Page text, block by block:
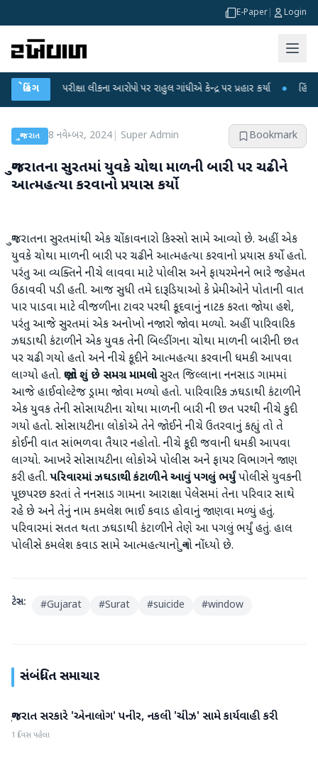
E-Paper Login
બ્રેકિંગ
NET પરીક્ષા લીકના આરોપો પર રાહુલ ગાંધીએ કેન્દ્ર પર પ્રહાર કર્યા ● હિંમતનગરમાં
ગુજરાત 8 નવેમ્બર, 2024 Super Admin Bookmark
ગુજરાતના સુરતમાં યુવકે ચોથા માળની બારી પર ચઢીને
આત્મહત્યા કરવાનો પ્રયાસ કર્યો
ગુજરાતના સુરતમાંથી એક ચોંકાવનારો કિસ્સો સામે આવ્યો છે. અહીં એક
યુવકે ચોથા માળની બારી પર ચઢીને આત્મહત્યા કરવાનો પ્રયાસ કર્યો હતો.
પરંતુ આ વ્યક્તિને નીચે લાવવા માટે પોલીસ અને ફાયરમેનને ભારે જહેમત
ઉઠાવવી પડી હતી. આજ સુધી તમે દારૂડિયાઓ કે પ્રેમીઓને પોતાની વાત
પાર પાડવા માટે વીજળીના ટાવર પરથી કૂદવાનું નાટક કરતા જોયા હશે,
પરંતુ આજે સુરતમાં એક અનોખો નજારો જોવા મળ્યો. અહીં પારિવારિક
ઝઘડાથી કંટાળીને એક યુવક તેની બિલ્ડીંગના ચોથા માળની બારીની છત
પર ચઢી ગયો હતો અને નીચે કૂદીને આત્મહત્યા કરવાની ધમકી આપવા
લાગ્યો હતો. જાણોશું છે સમગ્રમામલોસુરત જિલ્લાના નનસાડ ગામમાં
આજે હાઈવોલ્ટેજ ડ્રામા જોવા મળ્યો હતો. પારિવારિક ઝઘડાથી કંટાળીને
એક યુવક તેની સોસાયટીના ચોથા માળની બારી ની છત પરથી નીચે કુદી
ગયો હતો. સોસાયટીના લોકોએ તેને જોઈને નીચે ઉતરવાનું કહ્યું તો તે
કોઈની વાત સાંભળવા તૈયાર નહોતો. નીચે કૂદી જવાની ધમકી આપવા
લાગ્યો. આખરે સોસાયટીના લોકોએ પોલીસ અને ફાયર વિભાગને જાણ
કરી હતી.પરિવારમાંઝઘડાથીકંટાળીનેઆવુંપગલું ભર્યુંપોલીસે યુવકની
પૂછપરછ કરતાં તે નનસાડ ગામના આરાક્ષા પેલેસમાં તેના પરિવાર સાથે
રહે છે અને તેનું નામ કમલેશ ભાઈ કવાડ હોવાનું જાણવા મળ્યું હતું.
પરિવારમાં સતત થતા ઝઘડાથી કંટાળીને તેણે આ પગલું ભર્યું હતું. હાલ
પોલીસે કમલેશ કવાડ સામે આત્મહત્યાનો ગુનો નોંધ્યો છે.
ટેગ્સ: #Gujarat #Surat #suicide #window
સંબંધિત સમાચાર
ગુજરાત ગુજરાત સરકારે 'એનાલોગ' પનીર, નકલી 'ચીઝ' સામે કાર્યવાહી કરી
1 દિવસ પહેલા